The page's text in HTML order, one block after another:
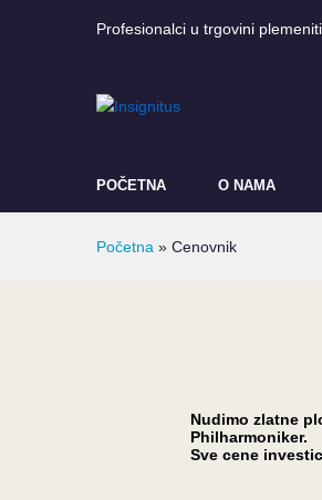
Profesionalci u trgovini
POČETNA O NAMA
Početna » Cenovnik
Nudimo zlatne
Philharmoniker.
Sve cene